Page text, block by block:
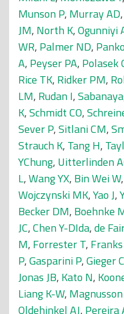
Munson P, Murray AD,
JM, North K,Ogunniyi
WR, Palmer ND,
A, Peyser PA, Polasek
Rice TK, Ridker PM,
LM, Rudan I,
K,Schmidt CO,
Sever P,Sitlani CM,
Strauch K, Tang H,
YChung, Uitterlinden
L,Wang YX, Bin Wei W,
Wojczynski MK,Yao J,
Becker DM, Boehnke
JC,Chen Y-DIda,de
M, Forrester T,
P,Gasparini P,Gieger C
Jonas JB, Kato N,
Liang K-W,
Oldehinkel AJ, Pereira